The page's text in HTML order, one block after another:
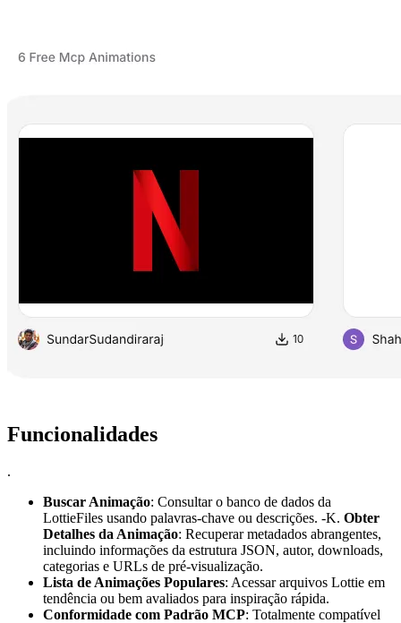
Funcionalidades
.
Buscar Animação: Consultar o banco de dados da
LottieFiles usando palavras-chave ou descrições. -K. Obter
Detalhes da Animação: Recuperar metadados abrangentes,
incluindo informações da estrutura JSON, autor, downloads,
categorias e URLs de pré-visualização.
Lista de Animações Populares: Acessar arquivos Lottie em
tendência ou bem avaliados para inspiração rápida.
Conformidade com Padrão MCP: Totalmente compatível